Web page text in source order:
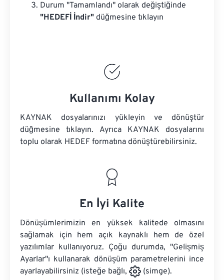
Durum "Tamamlandı" olarak değiştiğinde
"HEDEFİ İndir" düğmesine tıklayın
Kullanımı Kolay
KAYNAK dosyalarınızı yükleyin ve dönüştür
düğmesine tıklayın. Ayrıca KAYNAK dosyalarını
toplu olarak HEDEF formatına dönüştürebilirsiniz.
En İyi Kalite
Dönüşümlerimizin en yüksek kalitede olmasını
sağlamak için hem açık kaynaklı hem de özel
yazılımlar kullanıyoruz. Çoğu durumda, "Gelişmiş
Ayarlar"ı kullanarak dönüşüm parametrelerini ince
ayarlayabilirsiniz (isteğe bağlı,
(simge).